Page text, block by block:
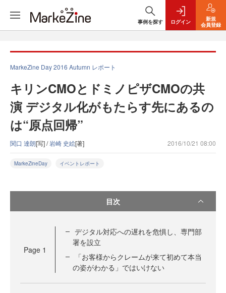
事例を探す ログイン
新規
会員登録
MarkeZine Day 2016 Autumn レポート
キリンCMOとドミノピザCMOの共
演 デジタル化がもたらす先にあるの
は“原点回帰”
関口 達朗[写] /岩崎 史絵[著] 2016/10/21 08:00
MarkeZineDay イベントレポート
目次
Page 1
デジタル対応への遅れを危惧し、専門部
署を設立
「お客様からクレームが来て初めて本当
の姿がわかる」ではいけない